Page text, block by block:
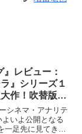
』レビュー：
』シリーズ１
作！吹替版も
シネマ・アナリテ
よいよ公開となる
一足先に見てきま